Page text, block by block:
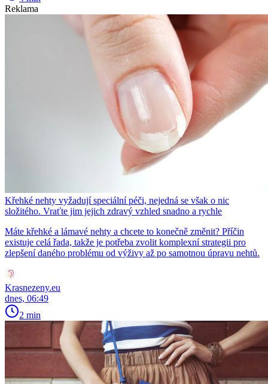
Reklama
Křehké nehty vyžadují speciální péči, nejedná se však o nic
složitého. Vraťte jim jejich zdravý vzhled snadno a rychle
Máte křehké a lámavé nehty a chcete to konečně změnit? Příčin
existuje celá řada, takže je potřeba zvolit komplexní strategii pro
zlepšení daného problému od výživy až po samotnou úpravu nehtů.
Krasnezeny.eu
dnes, 06:49
2 min